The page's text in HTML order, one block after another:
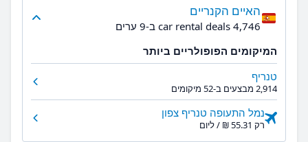
האיים הקנריים
4,746 car rental deals ב-9 ערים
המיקומים הפופולריים ביותר
טנריף
2,914 מבצעים ב-52 מיקומים
נמל התעופה טנריף צפון
רק ‏55.31 ‏₪ / ליום